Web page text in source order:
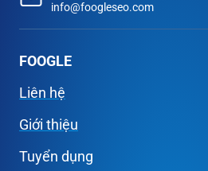
info@foogleseo.com
FOOGLE
Liên hệ
Giới thiệu
Tuyển dụng